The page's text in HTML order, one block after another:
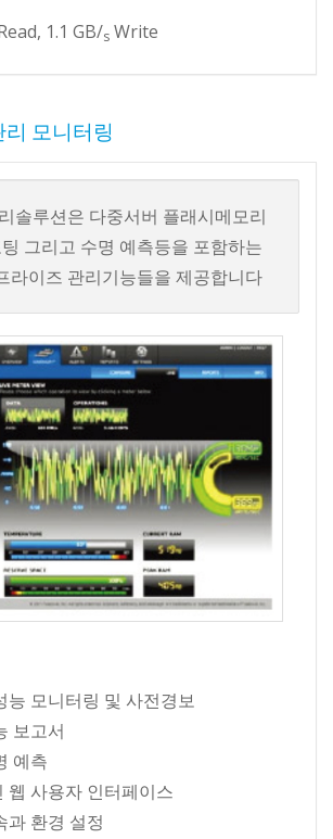
1.1 GB/s Write
모니터링
솔루션은 다중서버 플래시메모리
그리고 수명 예측등을 포함하는
라이즈 관리기능들을 제공합니다
능 모니터링 및 사전경보
보고서
예측
웹 사용자 인터페이스
과 환경 설정